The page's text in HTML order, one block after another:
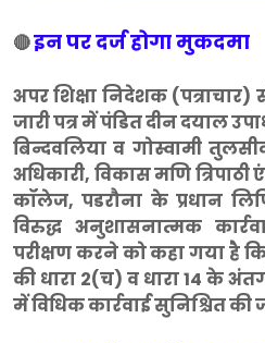
🔴इन पर दर्ज होगा मुकदमा
अपर शिक्षा निदेशक
जारी पत्र में पंडित दीन दयाल
बिन्दवलिया व गोस्वामी
अधिकारी, विकास मणि
कॉलेज, पडरौना के प्रधान
विरुद्ध अनुशासनात्मक
परीक्षण करने को कहा गया है
की धारा 2(च) व धारा 14 के
में विधिक कार्रवाई सुनिश्चित की